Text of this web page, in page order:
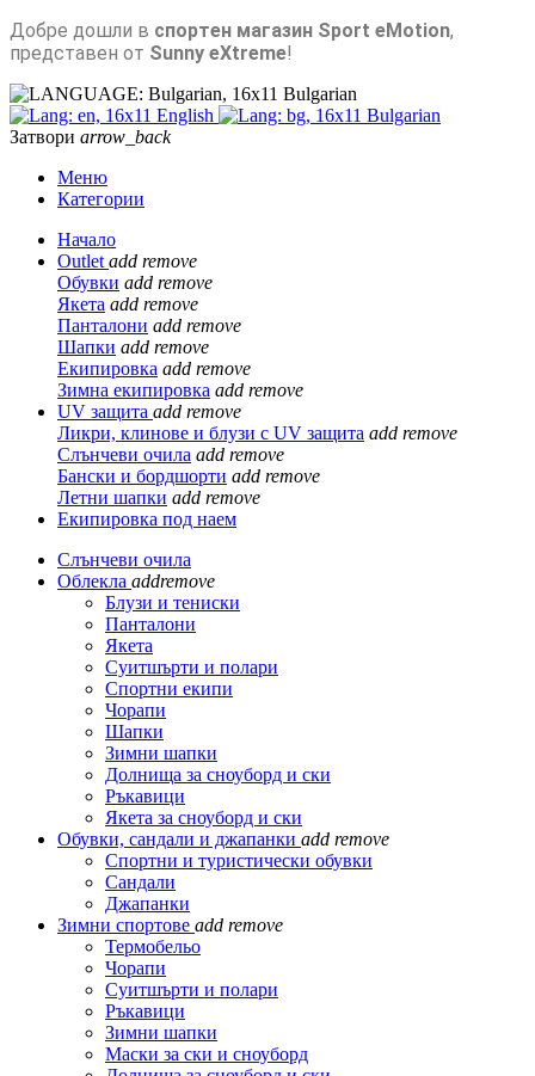
Добре дошли в спортен магазин Sport eMotion,
представен от Sunny eXtreme!
Bulgarian
English
Bulgarian
Затвори arrow_back
Меню
Категории
Начало
Outlet add remove
Обувки add remove
Якета add remove
Панталони add remove
Шапки add remove
Екипировка add remove
Зимна екипировка add remove
UV защита add remove
Ликри, клинове и блузи с UV защита add remove
Слънчеви очила add remove
Бански и бордшорти add remove
Летни шапки add remove
Екипировка под наем
Слънчеви очила
Облекла addremove
Блузи и тениски
Панталони
Якета
Суитшърти и полари
Спортни екипи
Чорапи
Шапки
Зимни шапки
Долнища за сноуборд и ски
Ръкавици
Якета за сноуборд и ски
Обувки, сандали и джапанки add remove
Спортни и туристически обувки
Сандали
Джапанки
Зимни спортове add remove
Термобельо
Чорапи
Суитшърти и полари
Ръкавици
Зимни шапки
Маски за ски и сноуборд